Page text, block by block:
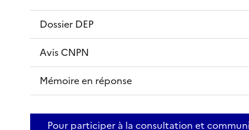
Dossier DEP
Avis CNPN
Mémoire en réponse
Pour participer à la consultation et